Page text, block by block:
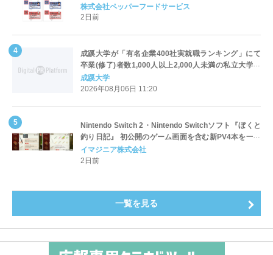
対応についてのご案内
株式会社ペッパーフードサービス
2日前
成蹊大学が「有名企業400社実就職ランキング」にて
卒業(修了)者数1,000人以上2,000人未満の私立大学で
全国第1位を獲得！～実就職率は26.5%（前年比＋
4.3pt）に伸長、東京の私立大学でも10位にランクイン
成蹊大学
2026年08月06日 11:20
Nintendo Switch 2・Nintendo Switchソフト『ぼくと
釣り日記』 初公開のゲーム画面を含む新PV4本を一挙
公開！
イマジニア株式会社
2日前
一覧を見る